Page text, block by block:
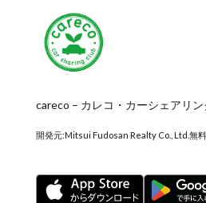
careco – カレコ・カーシェアリ
開発元:Mitsui Fudosan Realty Co., Ltd. 無料